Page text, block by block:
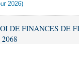
2026)
DE FINANCES DE
2068